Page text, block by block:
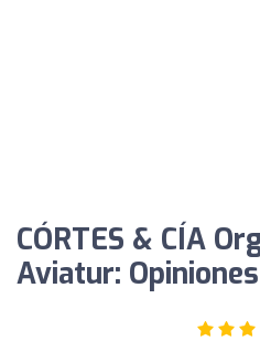
CÓRTES & CÍA
Aviatur: Opiniones